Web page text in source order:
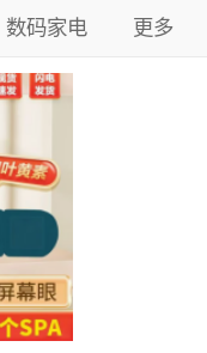
数码家电 更多